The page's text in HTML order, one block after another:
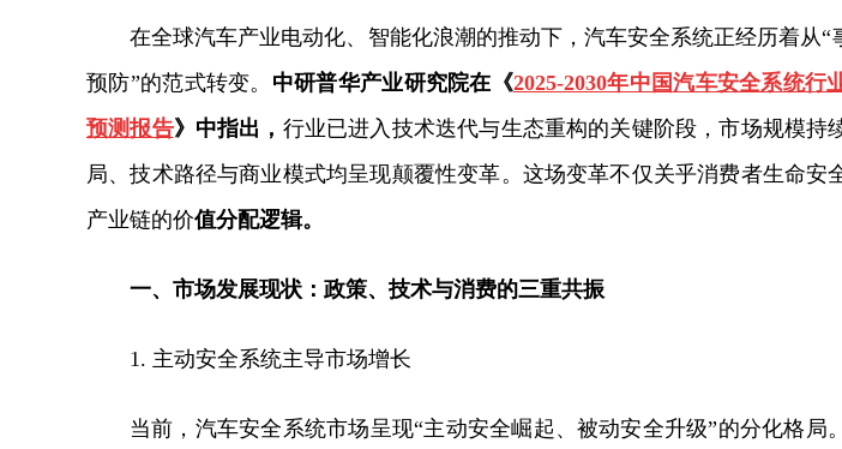
在全球汽车产业电动化、智能化浪潮的推动下，汽车安全系统正经历着从“
预防”的范式转变。 中研普华产业研究院在《2025-2030年中国汽车安全系统行
预测报告》中指出， 行业已进入技术迭代与生态重构的关键阶段，市场规模持
局、技术路径与商业模式均呈现颠覆性变革。这场变革不仅关乎消费者生命安
产业链的价值分配逻辑。
一、市场发展现状：政策、技术与消费的三重共振
1. 主动安全系统主导市场增长
当前，汽车安全系统市场呈现“主动安全崛起、被动安全升级”的分化格局